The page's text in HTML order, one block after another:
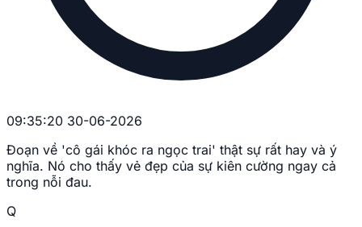
09:35:20 30-06-2026
Đoạn về 'cô gái khóc ra ngọc trai' thật sự rất hay và ý
nghĩa. Nó cho thấy vẻ đẹp của sự kiên cường ngay cả
trong nỗi đau.
Q